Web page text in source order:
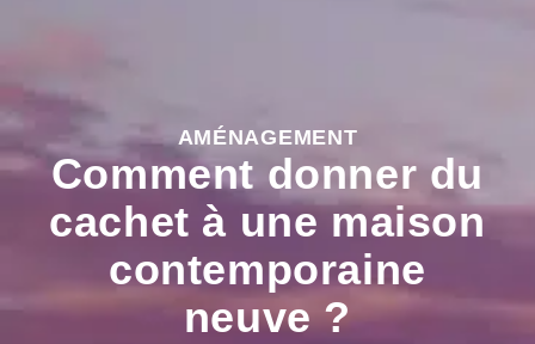
AMÉNAGEMENT
Comment donner du
cachet à une maison
contemporaine
neuve ?